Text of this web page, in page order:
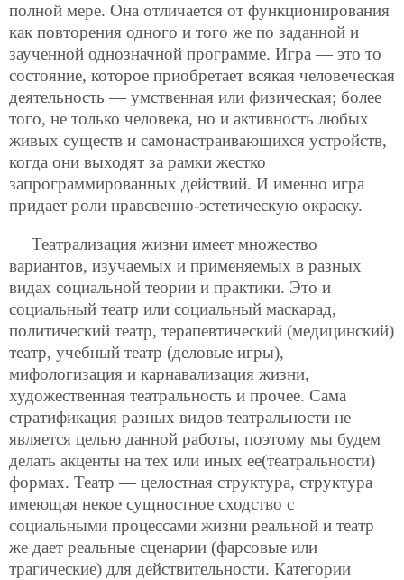
полной мере. Она отличается от функционирования
как повторения одного и того же по заданной и
заученной однозначной программе. Игра — это то
состояние, которое приобретает всякая человеческая
деятельность — умственная или физическая; более
того, не только человека, но и активность любых
живых существ и самонастраивающихся устройств,
когда они выходят за рамки жестко
запрограммированных действий. И именно игра
придает роли нравсвенно-эстетическую окраску.
Театрализация жизни имеет множество
вариантов, изучаемых и применяемых в разных
видах социальной теории и практики. Это и
социальный театр или социальный маскарад,
политический театр, терапевтический (медицинский)
театр, учебный театр (деловые игры),
мифологизация и карнавализация жизни,
художественная театральность и прочее. Сама
стратификация разных видов театральности не
является целью данной работы, поэтому мы будем
делать акценты на тех или иных ее(театральности)
формах. Театр — целостная структура, структура
имеющая некое сущностное сходство с
социальными процессами жизни реальной и театр
же дает реальные сценарии (фарсовые или
трагические) для действительности. Категории